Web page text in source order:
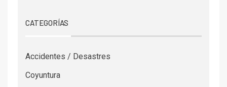
CATEGORÍAS
Accidentes / Desastres
Coyuntura